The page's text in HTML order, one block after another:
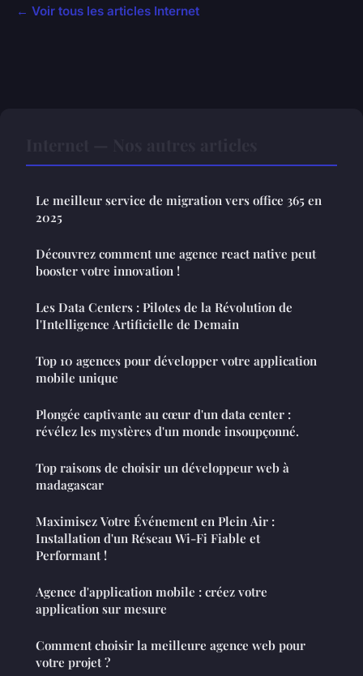
← Voir tous les articles Internet
Le meilleur service de migration vers office 365 en
2025
Découvrez comment une agence react native peut
booster votre innovation !
Les Data Centers : Pilotes de la Révolution de
l'Intelligence Artificielle de Demain
Top 10 agences pour développer votre application
mobile unique
Plongée captivante au cœur d'un data center :
révélez les mystères d'un monde insoupçonné.
Top raisons de choisir un développeur web à
madagascar
Maximisez Votre Événement en Plein Air :
Installation d'un Réseau Wi-Fi Fiable et
Performant !
Agence d'application mobile : créez votre
application sur mesure
Comment choisir la meilleure agence web pour
votre projet ?